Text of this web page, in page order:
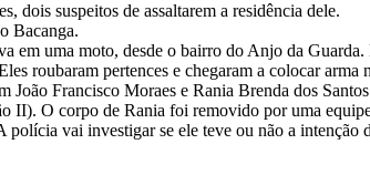
dois suspeitos de assaltarem a residência dele.
Bacanga.
uma moto, desde o bairro do Anjo da
roubaram pertences e chegaram a colocar arma
João Francisco Moraes e Rania Brenda dos
II). O corpo de Rania foi removido por uma
vai investigar se ele teve ou não a intenção